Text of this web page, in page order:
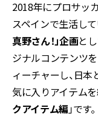
2018年にプロサッ
スペインで生活して
真野さん！」企画と
ジナルコンテンツを
ィーチャーし、日
気に入りアイテムを
クアイテム編」です。